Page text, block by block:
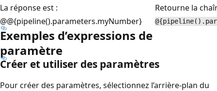
La réponse est :
@@{pipeline().parameters.myNumber}
Retourne la
Exemples d’expressions de
paramètre
Créer et utiliser des paramètres
Pour créer des paramètres, sélectionnez l’arrière-plan du